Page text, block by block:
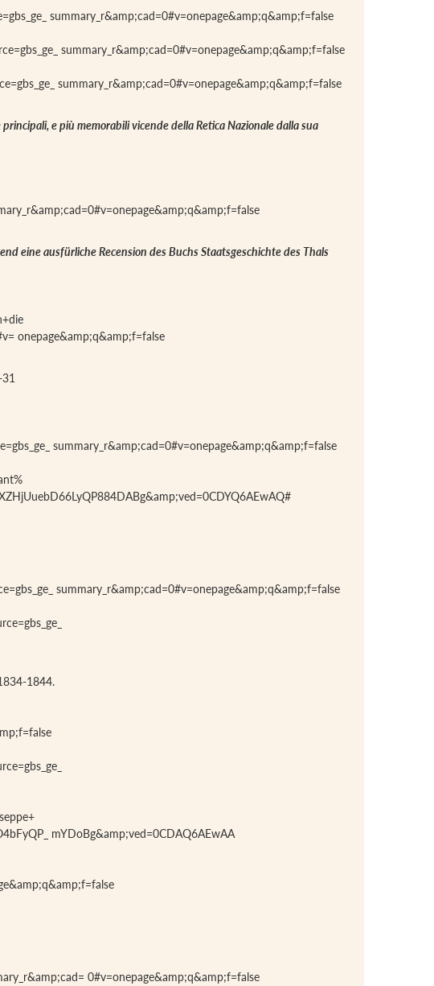
summary_r&amp;cad=0#v=onepage&amp;q&amp;f=false
summary_r&amp;cad=0#v=onepage&amp;q&amp;f=false
summary_r&amp;cad=0#v=onepage&amp;q&amp;f=false
e più memorabili vicende della Retica Nazionale dalla sua
eine ausfürliche Recension des Buchs Staatsgeschichte des Thals
onepage&amp;q&amp;f=false
summary_r&amp;cad=0#v=onepage&amp;q&amp;f=false
summary_r&amp;cad=0#v=onepage&amp;q&amp;f=false
1844.
mYDoBg&amp;ved=0CDAQ6AEwAA
0#v=onepage&amp;q&amp;f=false